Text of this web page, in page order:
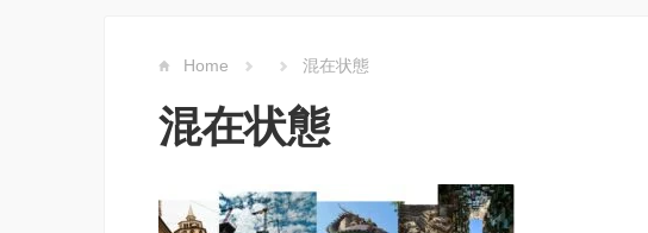
Home 混在状態
混在状態